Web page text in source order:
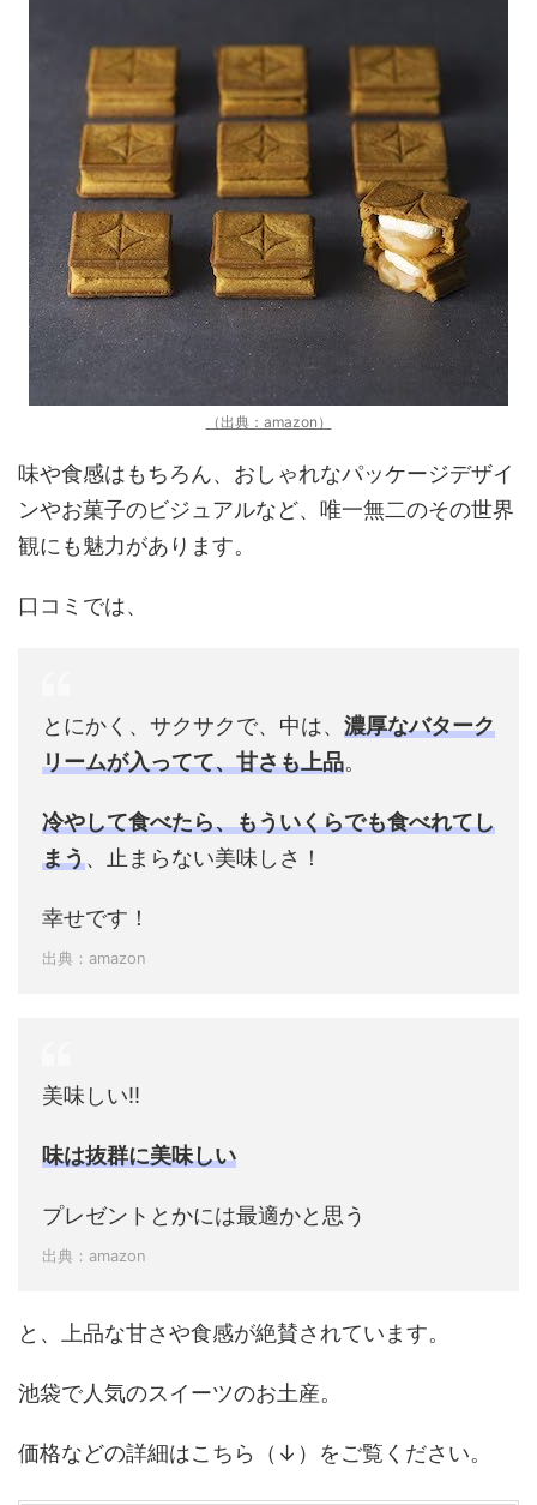
（出典：amazon）
味や食感はもちろん、おしゃれなパッケージデザイ
ンやお菓子のビジュアルなど、唯一無二のその世界
観にも魅力があります。
口コミでは、
とにかく、サクサクで、中は、 濃厚なバターク
リームが入ってて、甘さも上品。
冷やして食べたら、もういくらでも食べれてし
まう、止まらない美味しさ！
幸せです！
出典：amazon
美味しい!!
味は抜群に美味しい
プレゼントとかには最適かと思う
出典：amazon
と、上品な甘さや食感が絶賛されています。
池袋で人気のスイーツのお土産。
価格などの詳細はこちら（↓）をご覧ください。